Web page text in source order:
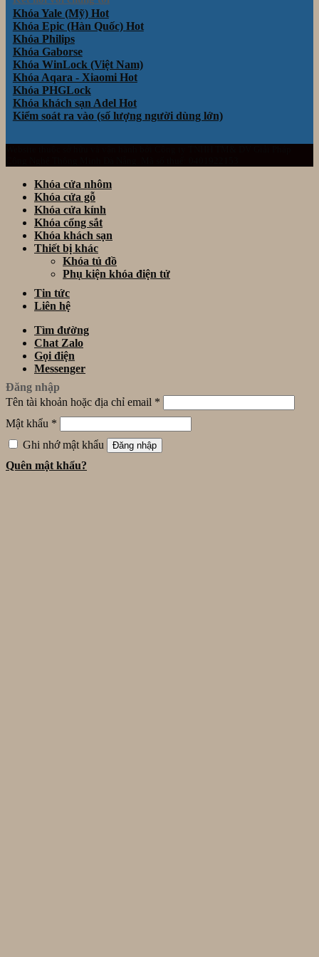
Khóa Yale (Mỹ)
Khóa Epic (Hàn Quốc)
Khóa Philips
Khóa Gaborse
Khóa WinLock (Việt Nam)
Khóa Aqara - Xiaomi
Khóa PHGLock
Khóa khách sạn Adel
Kiểm soát ra vào (số lượng người dùng lớn)
Khóa cửa nhôm
Khóa cửa gỗ
Khóa cửa kính
Khóa cổng sắt
Khóa khách sạn
Thiết bị khác
Khóa tủ đồ
Phụ kiện khóa điện tử
Tin tức
Liên hệ
Tìm đường
Chat Zalo
Gọi điện
Messenger
Đăng nhập
Tên tài khoản hoặc địa chỉ email *
Mật khẩu *
Ghi nhớ mật khẩu
Đăng nhập
Quên mật khẩu?